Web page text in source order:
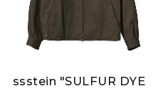
ssstein "SULFUR DYE